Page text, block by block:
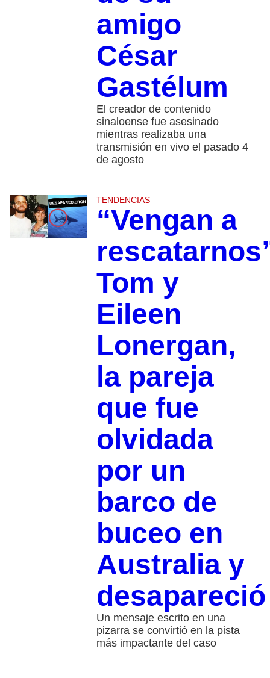
amigo
César
Gastélum
El creador de contenido
sinaloense fue asesinado
mientras realizaba una
transmisión en vivo el pasado 4
de agosto
TENDENCIAS
“Vengan a
Tom y
Eileen
Lonergan,
la pareja
que fue
olvidada
por un
barco de
buceo en
Australia y
desapareció
Un mensaje escrito en una
pizarra se convirtió en la pista
más impactante del caso